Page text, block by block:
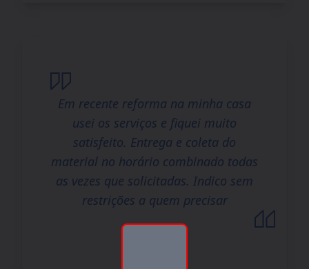
Em recente reforma na minha casa
usei os serviços e fiquei muito
satisfeito. Entrega e coleta do
material no horário combinado todas
as vezes que solicitadas. Indico sem
restrições a quem precisar